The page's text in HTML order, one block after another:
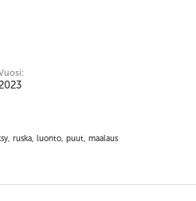
ruska, luonto, puut, maalaus